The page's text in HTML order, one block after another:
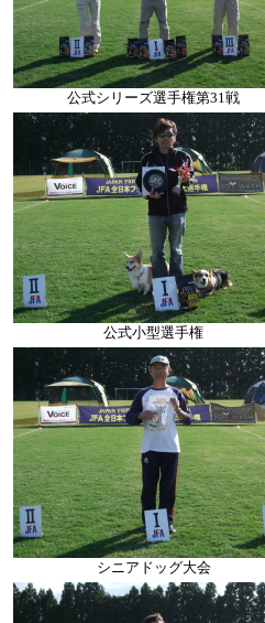
公式シリーズ選手権第31戦
公式小型選手権
シニアドッグ大会